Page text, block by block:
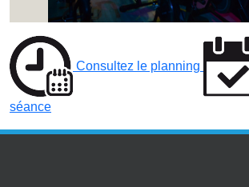
Consultez le planning
séance